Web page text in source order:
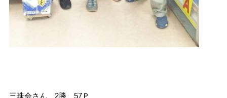
三珠会さん 2勝 57Ｐ